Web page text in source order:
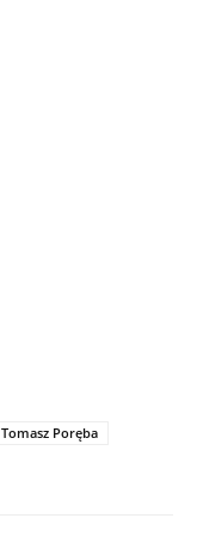
Tomasz Poręba